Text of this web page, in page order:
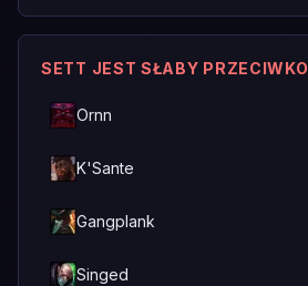
SETT JEST SŁABY PRZECIWKO
Ornn
K'Sante
Gangplank
Singed